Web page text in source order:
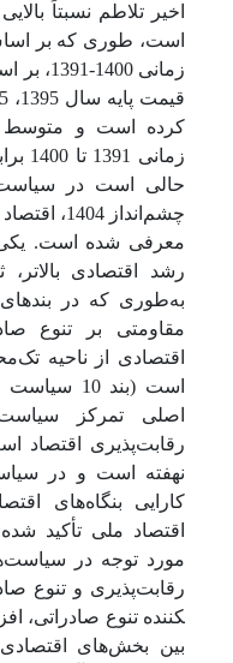
اخیر تلاطم نسبتاً
است، طوری که بر
زمانی
کرده است و متوسط
حالی است در
چشم‌انداز
معرفی شده است. یکی
رشد اقتصادی
به‌طوری که در
مقاومتی بر تنوع
اقتصادی از ناحیه
است (بند
اصلی تمرکز
رقابت‌پذیری اقتصاد
کارایی بنگاه‌های
اقتصاد ملی تأکید
مورد توجه در
کننده تنوع صادراتی،
بین بخش‌های